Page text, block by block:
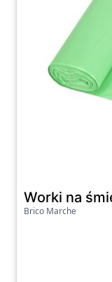
Worki na
Brico Marche